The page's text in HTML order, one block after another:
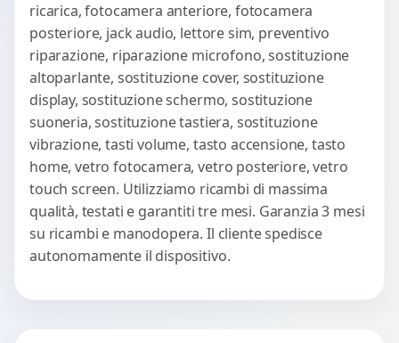
ricarica, fotocamera anteriore, fotocamera
posteriore, jack audio, lettore sim, preventivo
riparazione, riparazione microfono, sostituzione
altoparlante, sostituzione cover, sostituzione
display, sostituzione schermo, sostituzione
suoneria, sostituzione tastiera, sostituzione
vibrazione, tasti volume, tasto accensione, tasto
home, vetro fotocamera, vetro posteriore, vetro
touch screen. Utilizziamo ricambi di massima
qualità, testati e garantiti tre mesi. Garanzia 3 mesi
su ricambi e manodopera. Il cliente spedisce
autonomamente il dispositivo.